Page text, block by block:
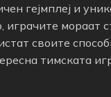
гејмплеј и
играчите мораат
своите
тимската